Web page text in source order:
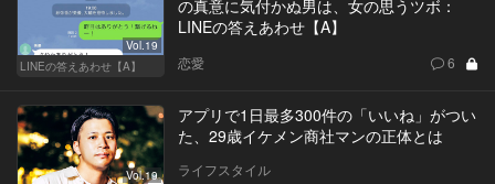
Vol.19
LINEの答えあわせ【A】
の真意に気付かぬ男は、女の思うツボ：
LINEの答えあわせ【A】
恋愛 6
Vol.19
アプリで1日最多300件の「いいね」がつい
た、29歳イケメン商社マンの正体とは
ライフスタイル